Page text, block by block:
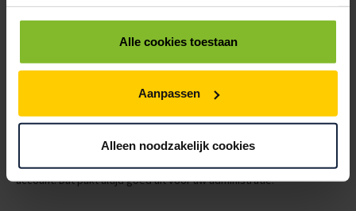
Alle cookies toestaan
Aanpassen
Alleen noodzakelijk cookies
€91,38
€76,15 €60,92 €53,31
Wanneer u bent ingelogd, kunt u een eigen bestellijst maken.
Gebruik bestel- en offertelijsten om eenvoudig en snel producten
te bestellen. Uw bestel- en offertelijsten kunt u terugvinden in uw
account. Dat pakt altijd goed uit voor uw administratie!